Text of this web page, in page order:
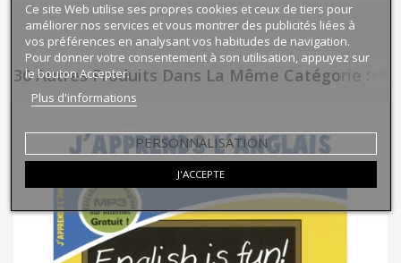
30 Autres Produits Dans La Même Catégorie :
prev next
Ce site Web utilise ses propres cookies et ceux de tiers pour
améliorer nos services et vous montrer des publicités liées à
vos préférences en analysant vos habitudes de navigation.
Pour donner votre consentement à son utilisation, appuyez sur
le bouton Accepter.
Plus d'informations
PERSONNALISATION
J'ACCEPTE